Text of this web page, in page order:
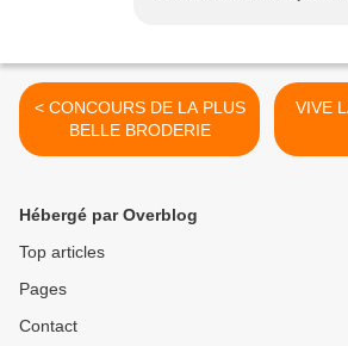
< CONCOURS DE LA PLUS
BELLE BRODERIE
VIVE
Hébergé par Overblog
Top articles
Pages
Contact